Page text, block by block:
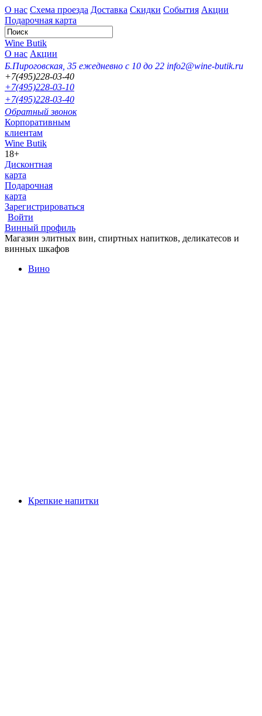
О нас Схема проезда Доставка Скидки События Акции
Подарочная карта
Wine Butik
О нас Акции
Б.Пироговская, 35 ежедневно с 10 до 22 info2@wine-butik.ru
+7(495)228-03-40
+7(495)228-03-10
+7(495)228-03-40
Обратный звонок
Корпоративным
клиентам
Wine Butik
18+
Дисконтная
карта
Подарочная
карта
Зарегистрироваться
Войти
Винный профиль
Магазин элитных вин, спиртных напитков, деликатесов и
винных шкафов
Вино
Крепкие напитки